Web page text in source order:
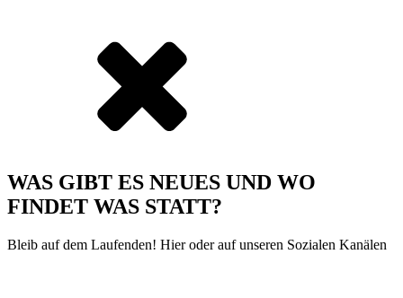
WAS GIBT ES NEUES UND WO
FINDET WAS STATT?
Bleib auf dem Laufenden! Hier oder auf unseren Sozialen Kanälen